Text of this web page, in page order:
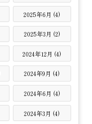
2025年6月 (4)
2025年3月 (2)
2024年12月 (4)
2024年9月 (4)
2024年6月 (4)
2024年3月 (4)